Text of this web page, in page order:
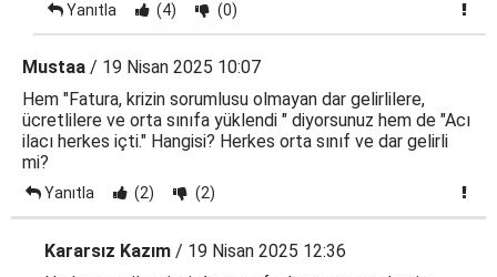
Yanıtla (4) (0)
Mustaa / 19 Nisan 2025 10:07
Hem "Fatura, krizin sorumlusu olmayan dar gelirlilere,
ücretlilere ve orta sınıfa yüklendi " diyorsunuz hem de "Acı
ilacı herkes içti." Hangisi? Herkes orta sınıf ve dar gelirli
mi?
Yanıtla (2) (2)
Kararsız Kazım / 19 Nisan 2025 12:36